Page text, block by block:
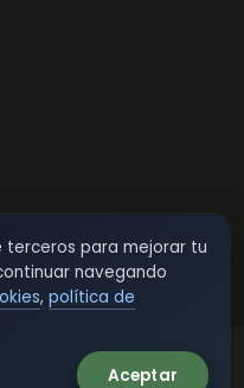
All Rights Reserved.
terceros para mejorar tu
navegando
, política de
Aceptar